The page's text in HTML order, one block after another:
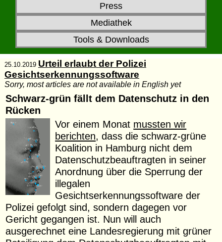
Press
Mediathek
Tools & Downloads
25.10.2019 Urteil erlaubt der Polizei
Gesichtserkennungssoftware
Sorry, most articles are not available in English yet
Schwarz-grün fällt dem Datenschutz in den
Rücken
Vor einem Monat mussten wir
berichten, dass die schwarz-grüne
Koalition in Hamburg nicht dem
Datenschutzbeauftragten in seiner
Anordnung über die Sperrung der
illegalen
Gesichtserkennungssoftware der
Polizei gefolgt sind, sondern dagegen vor
Gericht gegangen ist. Nun will auch
ausgerechnet eine Landesregierung mit grüner